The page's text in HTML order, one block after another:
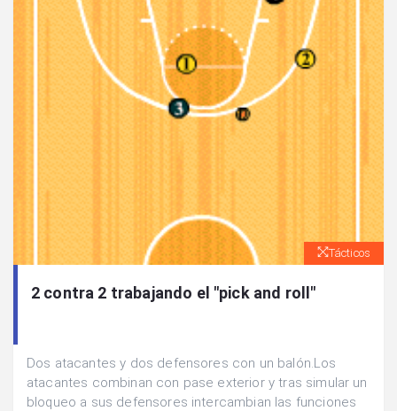
Tácticos
2 contra 2 trabajando el "pick and roll"
Dos atacantes y dos defensores con un balón.Los
atacantes combinan con pase exterior y tras simular un
bloqueo a sus defensores intercambian las funciones